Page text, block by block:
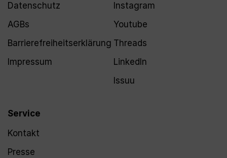
Datenschutz
AGBs
Barrierefreiheitserklärung
Impressum
Service
Kontakt
Presse
Instagram
Youtube
Threads
LinkedIn
Issuu